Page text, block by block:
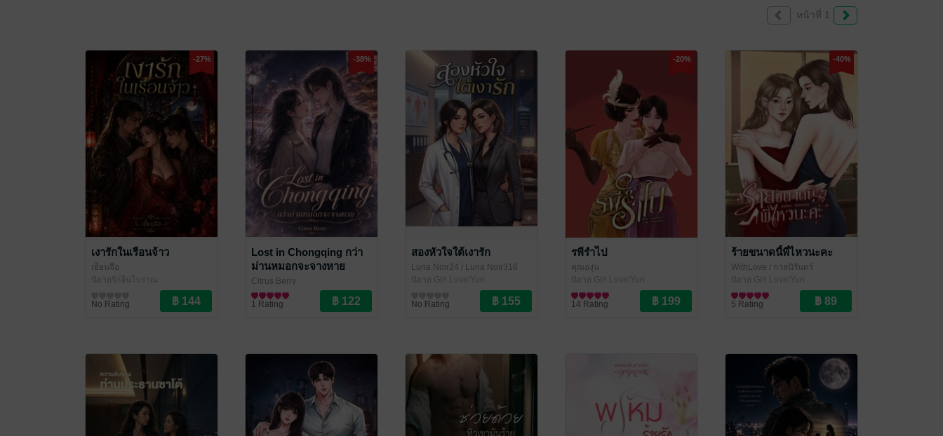
หน้าที่ 1
-27%
เงารักในเรือนจ้าว
เยี่ยนจือ
นิยายรักจีนโบราณ
No Rating
-38%
Lost in Chongqing กว่า
ม่านหมอกจะจางหาย
Citrus Berry
นิยาย Girl Love/Yuri
1 Rating
สองหัวใจใต้เงารัก
Luna Noir24 / Luna Noir316
นิยาย Girl Love/Yuri
No Rating
-20%
รพีรำไป
คุณองุ่น
นิยาย Girl Love/Yuri
14 Rating
-40%
ร้ายขนาดนี้พี่ไหวนะคะ
WithLove / กาลนิรันดร์
นิยาย Girl Love/Yuri
5 Rating